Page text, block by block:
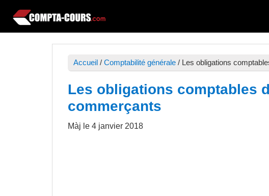
Passer
la
Passer
contenu
Passer
la Compta-
Cours
Accueil / Comptabilité générale / Les obligations
Les obligations comptables
commerçants
Màj le 4 janvier 2018